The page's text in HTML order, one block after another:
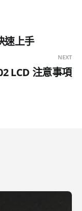
速上手
NEXT
LCD 注意事項